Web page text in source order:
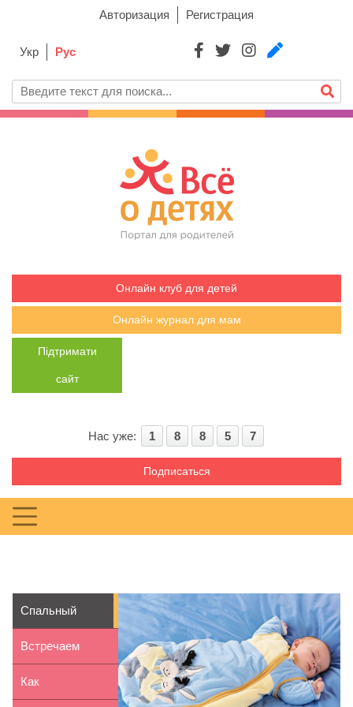
Авторизация Регистрация
Укр Рус
Онлайн клуб для детей
Онлайн журнал для мам
Підтримати
сайт
Нас уже: 1 8 8 5 7
Подписаться
Спальный
мешок для
ребенка: осо...
Встречаем
Новый год с
Как